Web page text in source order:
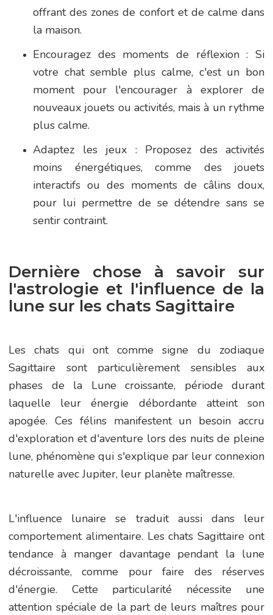
offrant des zones de confort et de calme dans
la maison.
Encouragez des moments de réflexion : Si
votre chat semble plus calme, c'est un bon
moment pour l'encourager à explorer de
nouveaux jouets ou activités, mais à un rythme
plus calme.
Adaptez les jeux : Proposez des activités
moins énergétiques, comme des jouets
interactifs ou des moments de câlins doux,
pour lui permettre de se détendre sans se
sentir contraint.
Dernière chose à savoir sur
l'astrologie et l'influence de la
lune sur les chats Sagittaire
Les chats qui ont comme signe du zodiaque
Sagittaire sont particulièrement sensibles aux
phases de la Lune croissante, période durant
laquelle leur énergie débordante atteint son
apogée. Ces félins manifestent un besoin accru
d'exploration et d'aventure lors des nuits de pleine
lune, phénomène qui s'explique par leur connexion
naturelle avec Jupiter, leur planète maîtresse.
L'influence lunaire se traduit aussi dans leur
comportement alimentaire. Les chats Sagittaire ont
tendance à manger davantage pendant la lune
décroissante, comme pour faire des réserves
d'énergie. Cette particularité nécessite une
attention spéciale de la part de leurs maîtres pour